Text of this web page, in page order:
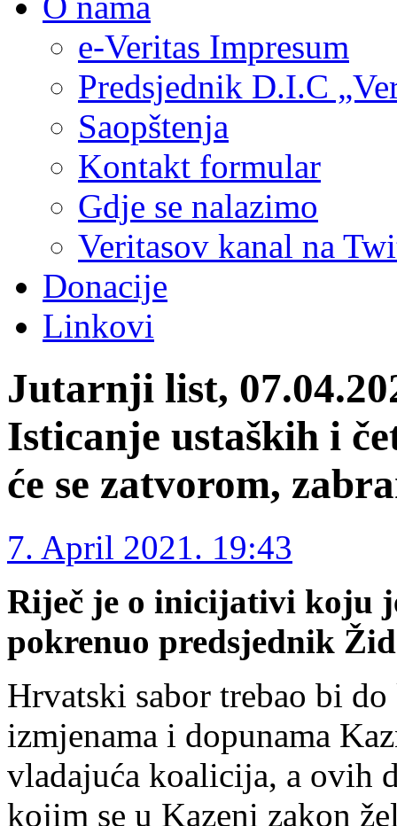
e-Veritas Impresum
Predsjednik D.I.C
Saopštenja
Kontakt formular
Gdje se nalazimo
Veritasov kanal na
Donacije
Linkovi
Jutarnji list,
Isticanje ustaških i
će se zatvorom,
7. April 2021. 19:43
Riječ je o inicijativi koju
pokrenuo predsjednik
Hrvatski sabor trebao bi
izmjenama i dopunama
vladajuća koalicija, a ovih
kojim se u Kazeni zakon